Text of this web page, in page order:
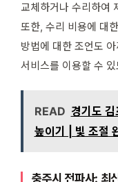
교체하거나 수리하여
또한, 수리 비용에 대
방법에 대한 조언도
서비스를 이용할 수
READ 경기도
높이기 | 빛 조절
충주시 전파사: 최